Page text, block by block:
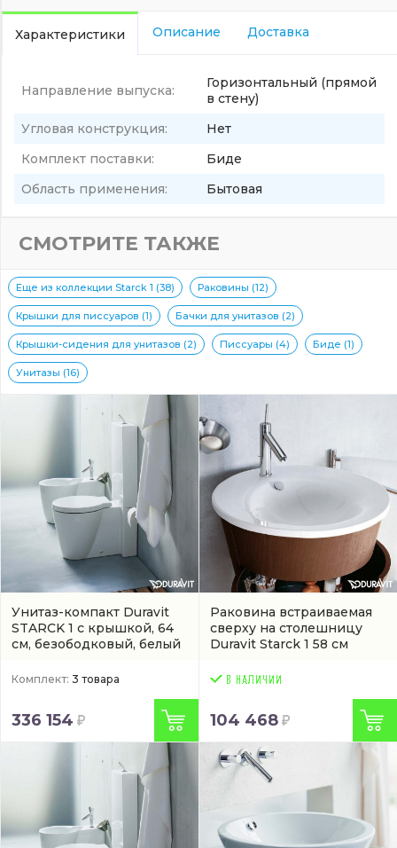
Характеристики Описание Доставка
Направление выпуска:
Горизонтальный (прямой
в стену)
Угловая конструкция:
Нет
Комплект поставки:
Биде
Область применения:
Бытовая
СМОТРИТЕ ТАКЖЕ
Еще из коллекции Starck 1 (38) Раковины (12)
Крышки для писсуаров (1) Бачки для унитазов (2)
Крышки-сидения для унитазов (2) Писсуары (4) Биде (1)
Унитазы (16)
Унитаз-компакт Duravit
STARCK 1 с крышкой, 64
см, безободковый, белый
Комплект: 3 товара
336 154
Раковина встраиваемая
сверху на столешницу
Duravit Starck 1 58 см
104 468